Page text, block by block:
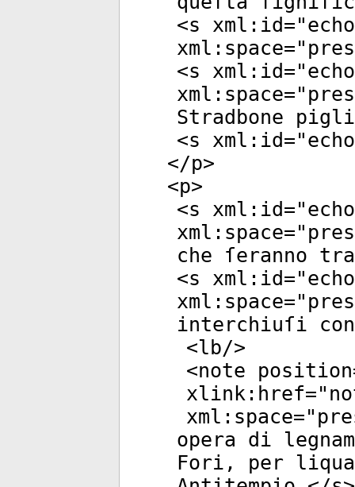
<s xml:id="
xml:space="
<s xml:id="
xml:space="
Stradbone
<s xml:id="
</p>
<p>
<s xml:id="
xml:space="
che ſeranno
<s xml:id="
xml:space="
interchiuſi
<lb/>
<note position
xlink:href="
xml:space="
opera di
Fori, per